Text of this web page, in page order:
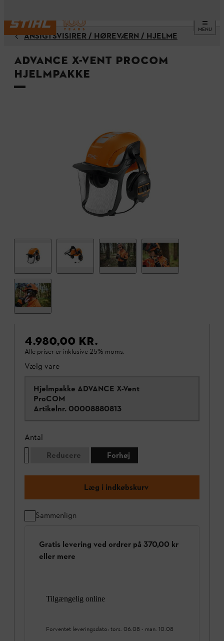
MENU
ANSIGTSVISIRER / HØREVÆRN / HJELME
ADVANCE X-Vent ProCOM
hjelmpakke
4.980,00 KR.
Alle priser er inklusive 25% moms.
Vælg vare
Hjelmpakke ADVANCE X-Vent
ProCOM
Artikelnr. 00008880813
Antal
Reducere
Forhøj
Læg i indkøbskurv
Sammenlign
Gratis levering ved ordrer på 370,00 kr
eller mere
Tilgængelig online
Forventet leveringsdato: tors. 06.08 - man. 10.08